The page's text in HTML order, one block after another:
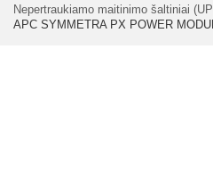
Nepertraukiamo maitinimo šaltiniai
APC SYMMETRA PX POWER